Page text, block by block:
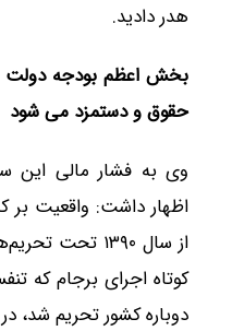
هدر دادید.
بخش اعظم بودجه
حقوق و دستمزد می شود
وی به فشار مالی این
اظهار داشت: واقعیت بر
از سال ۱۳۹۰
دوباره کشور تحریم شد،